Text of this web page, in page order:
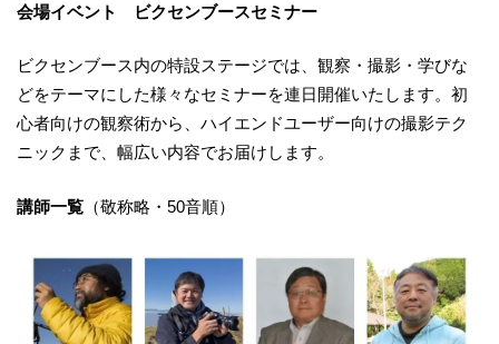
会場イベント ビクセンブースセミナー
ビクセンブース内の特設ステージでは、観察・撮影・学びな
どをテーマにした様々なセミナーを連日開催いたします。初
心者向けの観察術から、ハイエンドユーザー向けの撮影テク
ニックまで、幅広い内容でお届けします。
講師一覧 （敬称略・50音順）